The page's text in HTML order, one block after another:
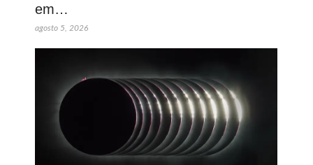
em…
agosto 5, 2026